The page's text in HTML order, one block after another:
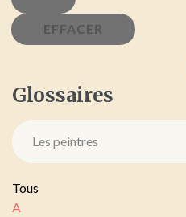
Glossaires
Tous
A